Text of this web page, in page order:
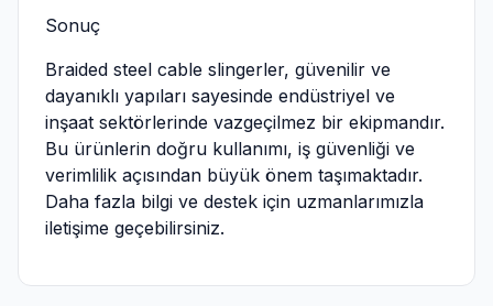
Sonuç
Braided steel cable slingerler, güvenilir ve
dayanıklı yapıları sayesinde endüstriyel ve
inşaat sektörlerinde vazgeçilmez bir ekipmandır.
Bu ürünlerin doğru kullanımı, iş güvenliği ve
verimlilik açısından büyük önem taşımaktadır.
Daha fazla bilgi ve destek için uzmanlarımızla
iletişime geçebilirsiniz.